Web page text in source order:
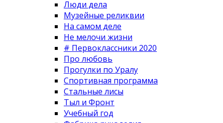
Люди дела
Музейные реликвии
На самом деле
Не мелочи жизни
# Первоклассники 2020
Про любовь
Прогулки по Уралу
Спортивная программа
Стальные лисы
Тыл и Фронт
Учебный год